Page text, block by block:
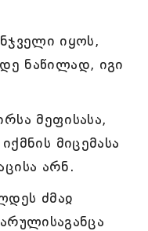
იყოს,
ნაწილად, იგი
მეფისასა,
მიცემასა
არნ.
ძმაჲ